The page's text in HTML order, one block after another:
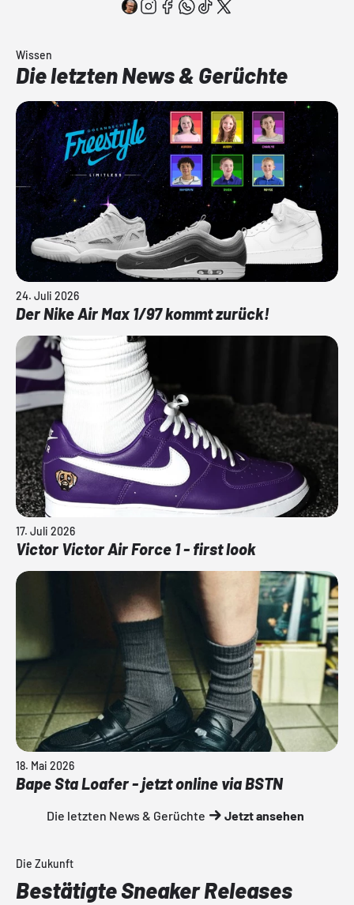
Wissen
Die letzten News & Gerüchte
24. Juli 2026
Der Nike Air Max 1/97 kommt zurück!
17. Juli 2026
Victor Victor Air Force 1 - first look
18. Mai 2026
Bape Sta Loafer - jetzt online via BSTN
Die letzten News & Gerüchte Jetzt ansehen
Die Zukunft
Bestätigte Sneaker Releases